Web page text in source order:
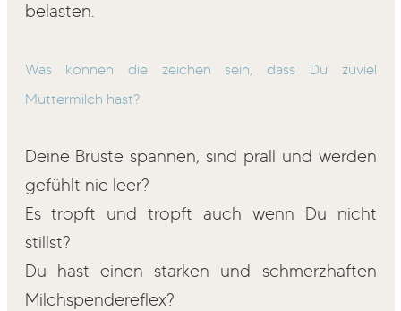
belasten.
Was können die zeichen sein, dass Du zuviel
Muttermilch hast?
Deine Brüste spannen, sind prall und werden
gefühlt nie leer?
Es tropft und tropft auch wenn Du nicht
stillst?
Du hast einen starken und schmerzhaften
Milchspendereflex?